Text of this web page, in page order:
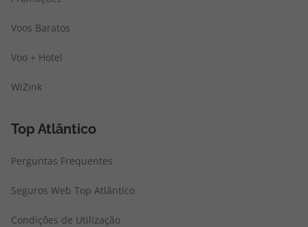
Voos Baratos
Voo + Hotel
WiZink
Top Atlântico
Perguntas Frequentes
Seguros Web Top Atlântico
Condições de Utilização